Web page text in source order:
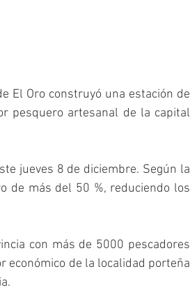
El Oro construyó una estación de
pesquero artesanal de la capital
jueves 8 de diciembre. Según la
de más del 50 %, reduciendo los
con más de 5000 pescadores
económico de la localidad porteña